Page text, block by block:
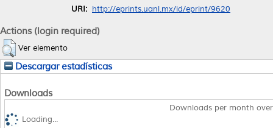
URI: http://eprints.uanl.mx/id/eprint/9620
Actions (login required)
Ver elemento
Descargar estadísticas
Downloads
Downloads per month
Loading...